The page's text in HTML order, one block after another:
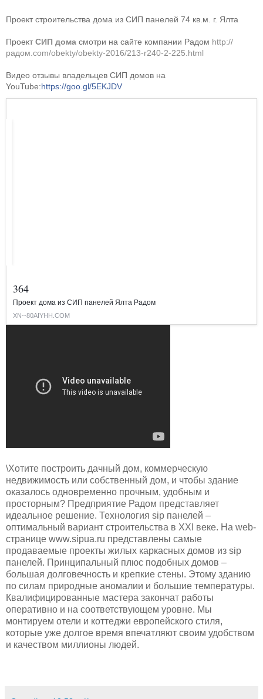
Проект строительства дома из СИП панелей 74 кв.м. г. Ялта
ПроектСИП дома смотри на сайте компании Радом http://
радом.com/obekty/obekty-2016/213-r240-2-225.html
Видео отзывы владельцев СИП домов на
YouTube:https://goo.gl/5EKJDV
364
Проект дома из СИП панелей Ялта Радом
XN--80AIYHH.COM
\Хотите построить дачный дом, коммерческую
недвижимость или собственный дом, и чтобы здание
оказалось одновременно прочным, удобным и
просторным? Предприятие Радом представляет
идеальное решение. Технология sip панелей –
оптимальный вариант строительства в XXI веке. На web-
странице www.sipua.ru представлены самые
продаваемые проекты жилых каркасных домов из sip
панелей. Принципальный плюс подобных домов –
большая долговечность и крепкие стены. Этому зданию
по силам природные аномалии и большие температуры.
Квалифицированные мастера закончат работы
оперативно и на соответствующем уровне. Мы
монтируем отели и коттеджи европейского стиля,
которые уже долгое время впечатляют своим удобством
и качеством миллионы людей.